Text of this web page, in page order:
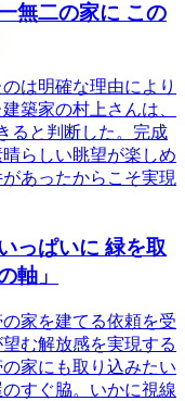
無二の家に この
は明確な理由により
築家の村上さんは、
ると判断した。完成
らしい眺望が楽しめ
あったからこそ実現
っぱいに 緑を取
軸」
家を建てる依頼を受
む解放感を実現する
家にも取り込みたい
すぐ脇。いかに視線